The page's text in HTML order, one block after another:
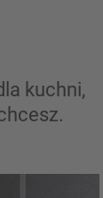
kuchni,